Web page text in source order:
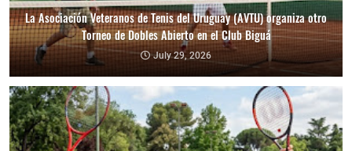
La Asociación Veteranos de Tenis del Uruguay (AVTU) organiza otro
Torneo de Dobles Abierto en el Club Biguá
July 29, 2026